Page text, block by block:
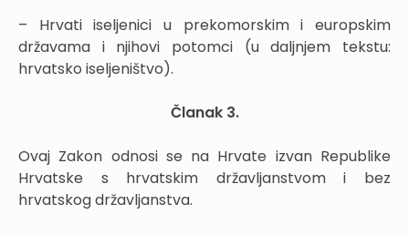
– Hrvati iseljenici u prekomorskim i europskim
državama i njihovi potomci (u daljnjem tekstu:
hrvatsko iseljeništvo).
Članak 3.
Ovaj Zakon odnosi se na Hrvate izvan Republike
Hrvatske s hrvatskim državljanstvom i bez
hrvatskog državljanstva.